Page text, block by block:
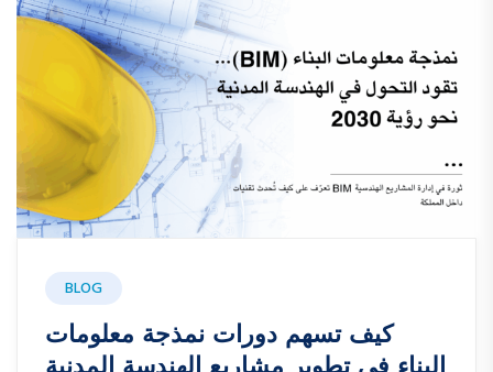
BLOG
كيف تسهم دورات نمذجة معلومات
البناء في تطوير مشاريع الهندسة المدنية